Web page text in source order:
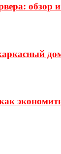
обзор
экономить